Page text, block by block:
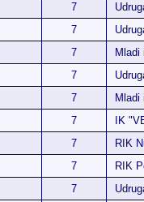
7
7
7 Mladi
7
7 Mladi
7 IK
7 RIK
7 RIK
7